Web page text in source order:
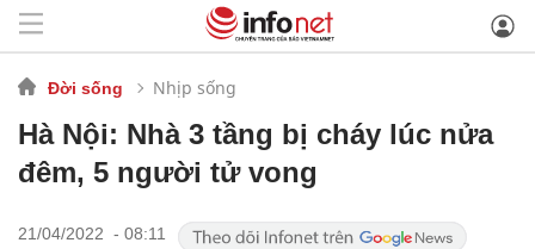
Đời sống Nhịp sống
Hà Nội: Nhà 3 tầng bị cháy lúc nửa
đêm, 5 người tử vong
21/04/2022 - 08:11